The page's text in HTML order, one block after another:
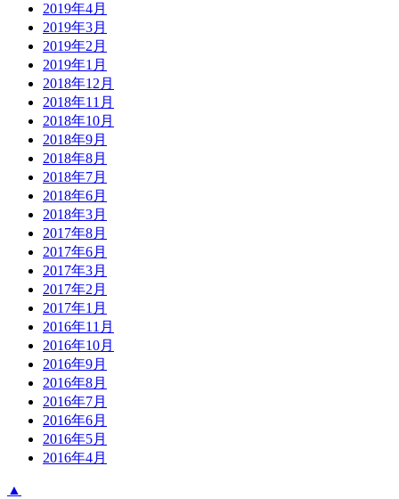
2019年4月
2019年3月
2019年2月
2019年1月
2018年12月
2018年11月
2018年10月
2018年9月
2018年8月
2018年7月
2018年6月
2018年3月
2017年8月
2017年6月
2017年3月
2017年2月
2017年1月
2016年11月
2016年10月
2016年9月
2016年8月
2016年7月
2016年6月
2016年5月
2016年4月
▲